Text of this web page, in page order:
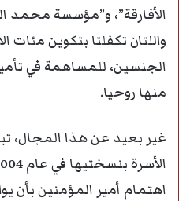
الأفارقة”، و”مؤسسة محمد
واللتان تكفلتا بتكوين مئات
الجنسين، للمساهمة في
منها روحيا.
غير بعيد عن هذا المجال،
اهتمام أمير المؤمنين بأن